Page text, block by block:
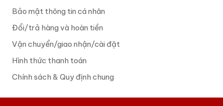
Bảo mật thông tin cá nhân
Đổi/trả hàng và hoàn tiền
Vận chuyển/giao nhận/cài đặt
Hình thức thanh toán
Chính sách & Quy định chung